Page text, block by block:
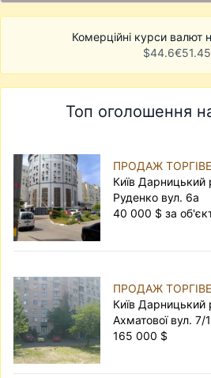
Комерційні курси валют
$44.6€51.45
Топ оголошення
ПРОДАЖ
Київ
Руденко вул. 6а
40 000 $ за
ПРОДАЖ
Київ
Ахматової вул. 7/
165 000 $